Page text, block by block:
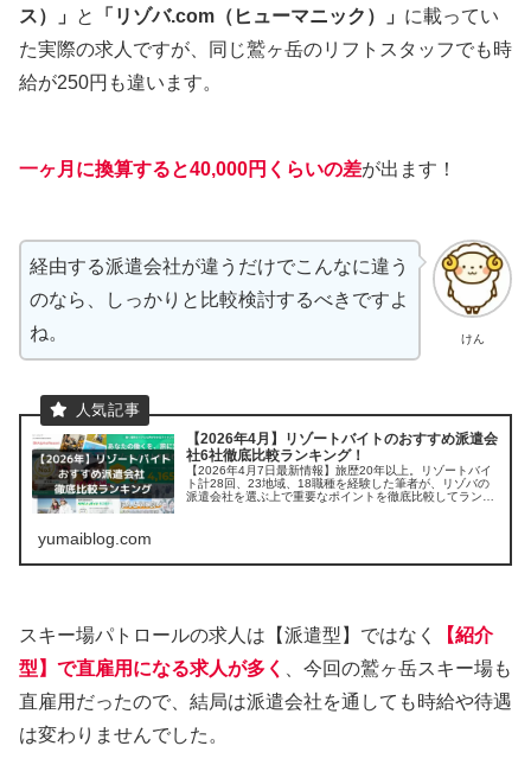
ス）」 と 「リゾバ.com（ヒューマニック）」 に載ってい
た実際の求人ですが、同じ鷲ヶ岳のリフトスタッフでも時
給が250円も違います。
一ヶ月に換算すると40,000円くらいの差が出ます！
けん
経由する派遣会社が違うだけでこんなに違う
のなら、しっかりと比較検討するべきですよ
ね。
【2026年4月】リゾートバイトのおすすめ派遣会
社6社徹底比較ランキング！
【2026年4月7日最新情報】旅歴20年以上。リゾートバイ
ト計28回、23地域、18職種を経験した筆者が、リゾバの
派遣会社を選ぶ上で重要なポイントを徹底比較してランキ
yumaiblog.com
スキー場パトロールの求人は【派遣型】ではなく
【紹介
型】で直雇用になる求人が多く
、今回の鷲ヶ岳スキー場も
直雇用だったので、結局は派遣会社を通しても時給や待遇
は変わりませんでした。